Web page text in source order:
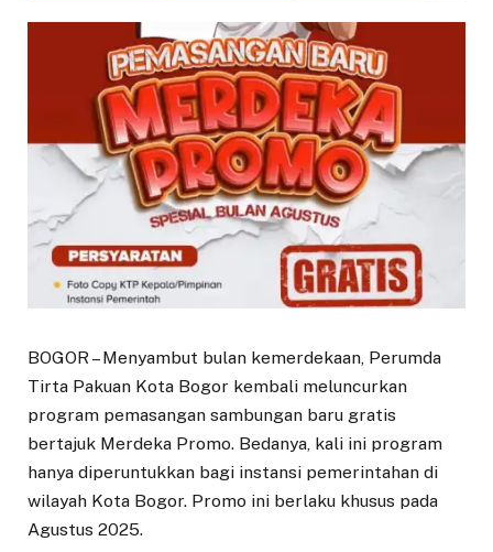
BOGOR – Menyambut bulan kemerdekaan, Perumda
Tirta Pakuan Kota Bogor kembali meluncurkan
program pemasangan sambungan baru gratis
bertajuk Merdeka Promo. Bedanya, kali ini program
hanya diperuntukkan bagi instansi pemerintahan di
wilayah Kota Bogor. Promo ini berlaku khusus pada
Agustus 2025.